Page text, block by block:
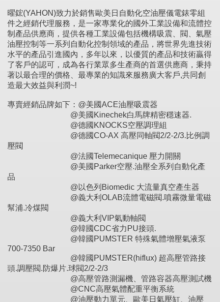
曜鋐(YAHON)致力於銷售歐美日自動化空油壓儀電錶零組
件之經銷代理服務，是一家專業化的國外工業設備和流體控
制產品供應商，提供各種工業設備包括機構吸震、閥、氣壓
油壓控制等一系列自動化控制領域的產品，將世界先進技術
水平的產品引進國內，多年以來，以優質的產品和技術贏得
了客戶的認可，成為各行業眾多生產商的首選供應商，秉持
著以最合理的價格、最專業的知識來服務廣大客戶,共同創
造最大效益與利潤~!
專賣經銷品牌如下：@美國ACE油壓吸震器
@美國Kinechek白馬牌精密穩速器.
@德國KNOCKS空壓調理組
@德國CO-AX 高壓同軸閥2/2-2/3.比例調
壓閥
@法國Telemecanique 壓力開關
@美國Parker空壓.油壓全系列自動化產
品
@以色列Biomedic 大流量真空產生器
@義大利OLAB流體電磁閥.噴霧微量電磁
幫浦.冷煤閥
@義大利VIP氣動軸閥
@韓國CDC省力PU接頭.
@韓國PUMSTER 特殊氣體增壓氣液泵
700-7350 Bar
@韓國PUMSTER(hiflux) 超高壓管路接
頭.調壓閥.防爆片.球閥2/2-2/3
@高壓管路測漏機、管路容器高壓測試機
@CNC高壓氣體配重平衡系統
@油壓動力單元、歐美日氣壓缸、油壓